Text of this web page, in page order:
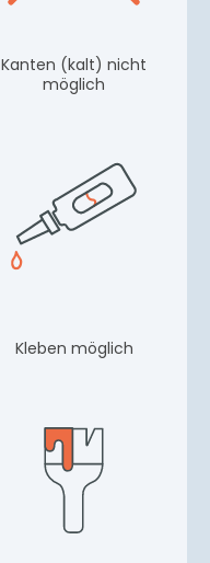
Kanten (kalt) nicht
möglich
Kleben möglich